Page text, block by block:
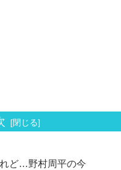
ど…野村周平の今